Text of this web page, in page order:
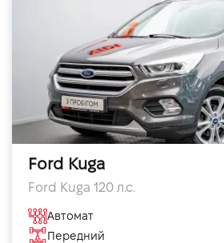
Ford Kuga
Ford Kuga 120 л.с.
Автомат
Передний